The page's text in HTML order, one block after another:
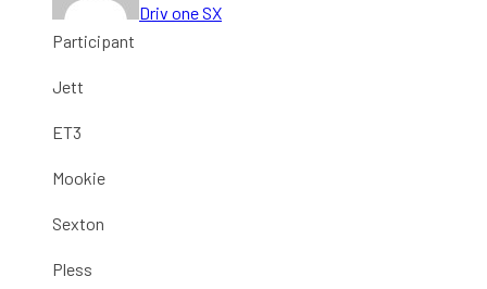
Driv one SX
Participant
Jett
ET3
Mookie
Sexton
Pless